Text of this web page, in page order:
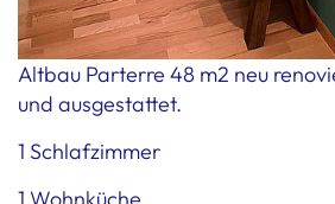
Altbau Parterre 48 m2 neu
und ausgestattet.
1 Schlafzimmer
1 Wohnküche